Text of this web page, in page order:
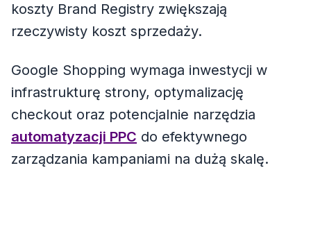
koszty Brand Registry zwiększają
rzeczywisty koszt sprzedaży.
Google Shopping wymaga inwestycji w
infrastrukturę strony, optymalizację
checkout oraz potencjalnie narzędzia
automatyzacji PPC do efektywnego
zarządzania kampaniami na dużą skalę.